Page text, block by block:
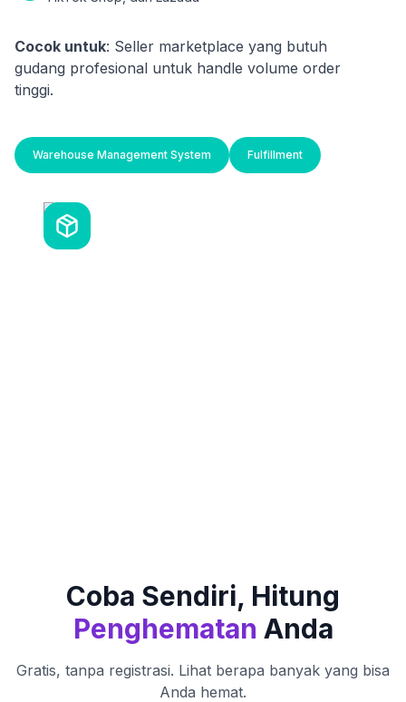
Cocok untuk: Seller marketplace yang butuh
gudang profesional untuk handle volume order
tinggi.
Warehouse Management System Fulfillment
Coba Sendiri, Hitung
Penghematan Anda
Gratis, tanpa registrasi. Lihat berapa banyak yang bisa
Anda hemat.